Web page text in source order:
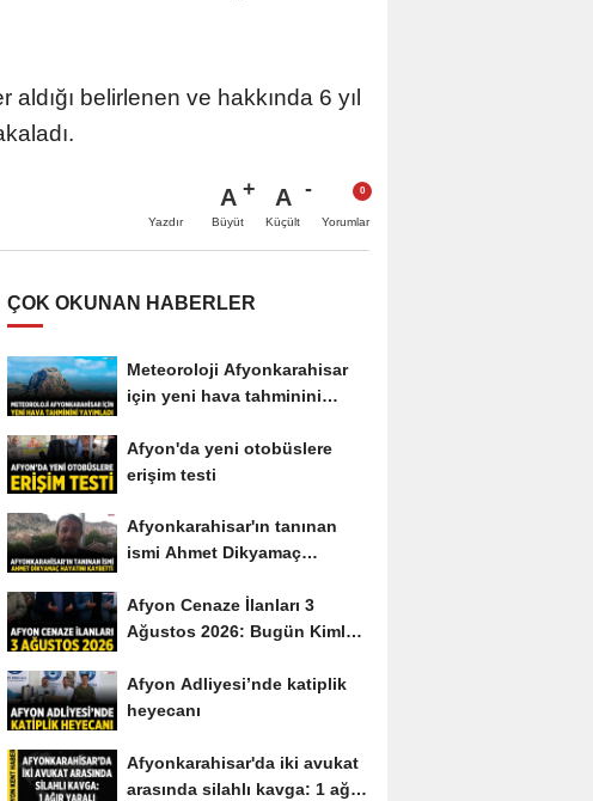
belirlenen ve hakkında 6 yıl
Yazdır
A
Büyüt
A
Küçült Yorumlar
ÇOK OKUNAN HABERLER
Meteoroloji Afyonkarahisar
için yeni hava tahminini
Afyon'da yeni otobüslere
erişim testi
Afyonkarahisar'ın tanınan
ismi Ahmet Dikyamaç
Afyon Cenaze İlanları 3
Ağustos 2026: Bugün Kimler
Afyon Adliyesi’nde katiplik
heyecanı
Afyonkarahisar'da iki avukat
arasında silahlı kavga: 1 ağır